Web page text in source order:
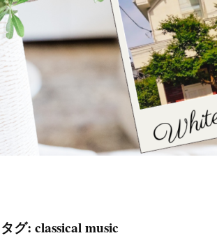
タグ: classical music